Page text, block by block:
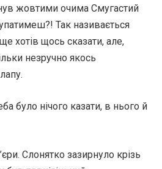
жовтими очима Смугастий
Так називається
хотів щось сказати, але,
незручно якось
було нічого казати, в нього й
Слонятко зазирнуло крізь